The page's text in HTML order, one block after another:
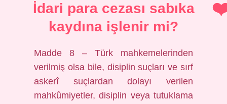
İdari para cezası sabıka
kaydına işlenir mi?
Madde 8 – Türk mahkemelerinden
verilmiş olsa bile, disiplin suçları ve sırf
askerî suçlardan dolayı verilen
mahkûmiyetler, disiplin veya tutuklama